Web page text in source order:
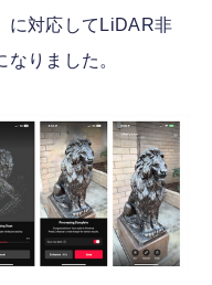
に対応してLiDAR非
りました。